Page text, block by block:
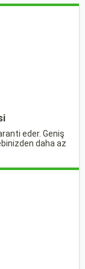
eder. Geniş
daha az